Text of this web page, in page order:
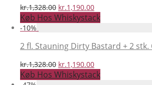
kr.1,328.00 Den
oprindelige
pris
kr.1,328.00.
kr.1,190.00Den
aktuelle
pris
kr.1,190.00.
Køb Hos Whiskystack
-10%
2 fl. Stauning Dirty Bastard + 2 stk.
kr.1,328.00 Den
oprindelige
pris
kr.1,190.00Den
aktuelle
pris
Køb Hos Whiskystack